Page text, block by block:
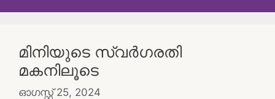
മിനിയുടെ സ്വർഗരതി
മകനിലൂടെ
ഓഗസ്റ്റ്‌ 25, 2024